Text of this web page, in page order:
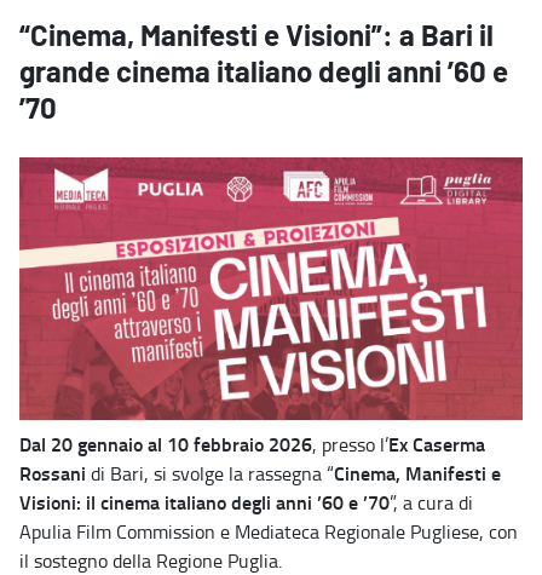
“Cinema, Manifesti e Visioni”: a Bari il
grande cinema italiano degli anni ’60 e
’70
Dal 20 gennaio al 10 febbraio 2026, presso l’Ex Caserma
Rossani di Bari, si svolge la rassegna “Cinema, Manifesti e
Visioni: il cinema italiano degli anni ’60 e ’70”, a cura di
Apulia Film Commission e Mediateca Regionale Pugliese, con
il sostegno della Regione Puglia.